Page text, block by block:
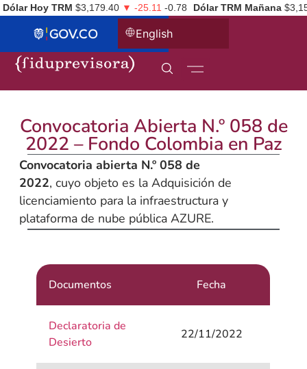
Dólar Hoy TRM $3,179.40 ▼ -25.11 -0.78 Dólar TRM Mañana
English
Convocatoria Abierta N.º 058 de
2022 – Fondo Colombia en Paz
Convocatoria abierta N.º 058 de
2022, cuyo objeto es la Adquisición de
licenciamiento para la infraestructura y
plataforma de nube pública AZURE.
Documentos Fecha
Declaratoria de
Desierto
22/11/2022